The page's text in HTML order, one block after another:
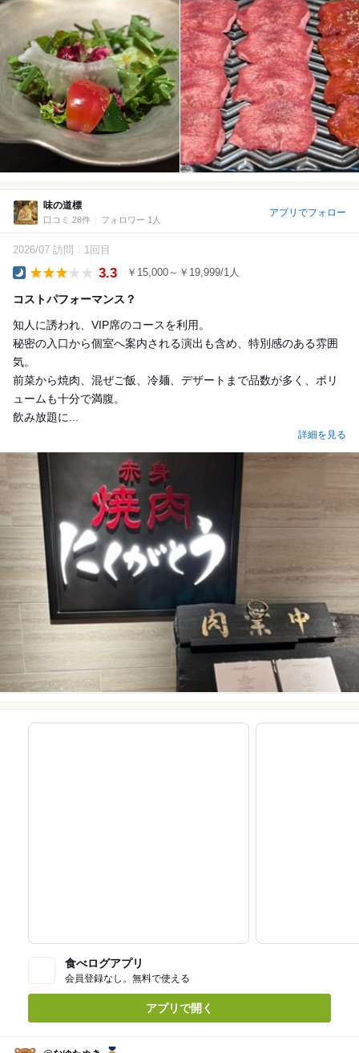
味の道標
口コミ 28件 フォロワー 1人
アプリでフォロー
2026/07 訪問 1回目
3.3 ￥15,000～￥19,999/1人
コストパフォーマンス？
知人に誘われ、VIP席のコースを利用。
秘密の入口から個室へ案内される演出も含め、特別感のある雰囲
気。
前菜から焼肉、混ぜご飯、冷麺、デザートまで品数が多く、ボリ
ュームも十分で満腹。
飲み放題に...
詳細を見る
食べログアプリ
会員登録なし。無料で使える
アプリで開く